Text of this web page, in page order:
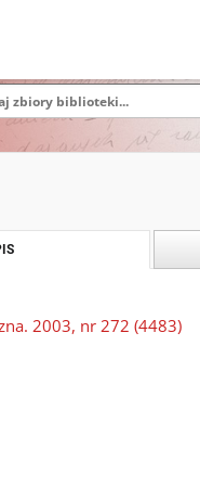
2003, nr 272 (4483)